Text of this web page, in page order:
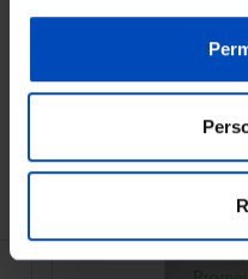
sobre cookies através da
Política de
À